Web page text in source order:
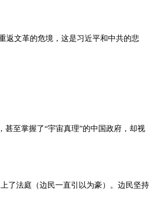
返文革的危境，这是习近平和中共的悲
甚至掌握了“宇宙真理”的中国政府，却视
了法庭（边民一直引以为豪）。边民坚持